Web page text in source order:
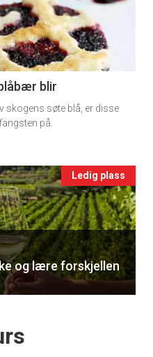
blir
skogens søte blå, er disse
på.
Ledig plass
og lære forskjellen